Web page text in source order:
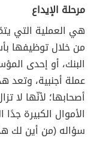
مرحلة الإيداع
هي العملية التي
من خلال توظيفها
البنك، أو إحدى
عملة أجنبية، وتعد
أصحابها؛ لأنّها لا
الأموال الكبيرة
سؤاله (من أين لك